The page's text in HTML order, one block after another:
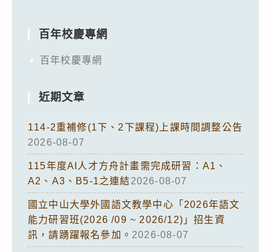
百年校慶專網
百年校慶專網
近期文章
114-2重補修(1下、2下課程)上課時間調整公告
2026-08-07
115年度AI人才方舟計畫需完成研習：A1、
A2、A3、B5-1之連結2026-08-07
國立中山大學外國語文教學中心「2026年語文
能力研習班(2026 /09 ~ 2026/12)」招生資
訊，請踴躍報名參加。 2026-08-07